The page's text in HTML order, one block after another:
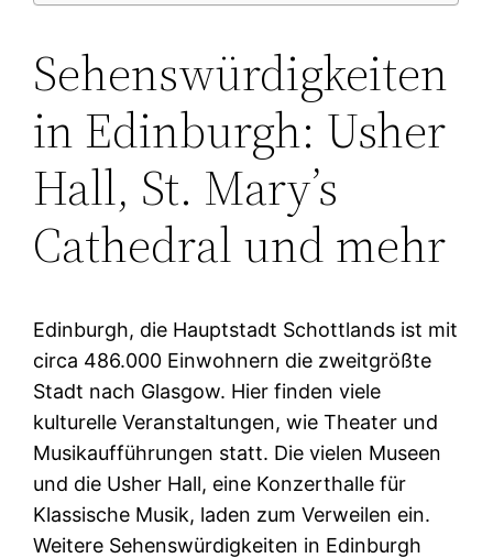
Sehenswürdigkeiten
in Edinburgh: Usher
Hall, St. Mary’s
Cathedral und mehr
Edinburgh, die Hauptstadt Schottlands ist mit
circa 486.000 Einwohnern die zweitgrößte
Stadt nach Glasgow. Hier finden viele
kulturelle Veranstaltungen, wie Theater und
Musikaufführungen statt. Die vielen Museen
und die Usher Hall, eine Konzerthalle für
Klassische Musik, laden zum Verweilen ein.
Weitere Sehenswürdigkeiten in Edinburgh